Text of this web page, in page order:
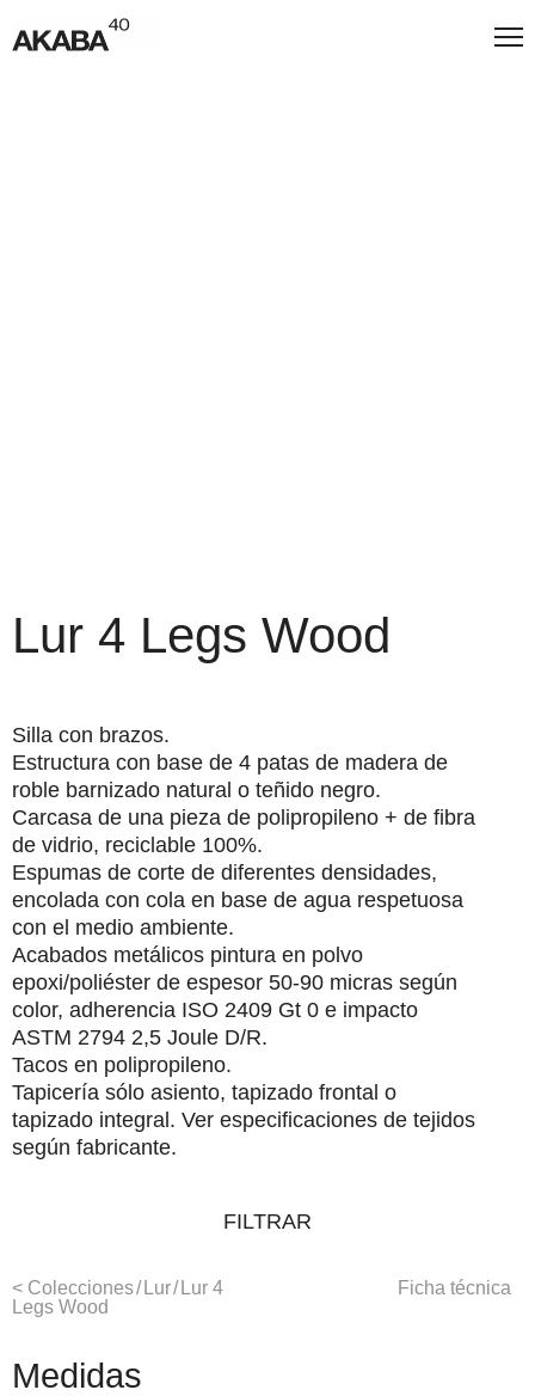
Lur 4 Legs Wood
Silla con brazos.
Estructura con base de 4 patas de madera de
roble barnizado natural o teñido negro.
Carcasa de una pieza de polipropileno + de fibra
de vidrio, reciclable 100%.
Espumas de corte de diferentes densidades,
encolada con cola en base de agua respetuosa
con el medio ambiente.
Acabados metálicos pintura en polvo
epoxi/poliéster de espesor 50-90 micras según
color, adherencia ISO 2409 Gt 0 e impacto
ASTM 2794 2,5 Joule D/R.
Tacos en polipropileno.
Tapicería sólo asiento, tapizado frontal o
tapizado integral. Ver especificaciones de tejidos
según fabricante.
FILTRAR
< Colecciones/ Lur/ Lur 4
Legs Wood
Ficha técnica
Medidas